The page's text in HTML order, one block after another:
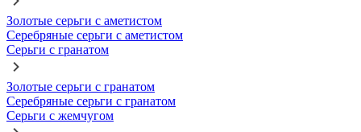
Золотые серьги с аметистом
Серебряные серьги с аметистом
Серьги с гранатом
Золотые серьги с гранатом
Серебряные серьги с гранатом
Серьги с жемчугом